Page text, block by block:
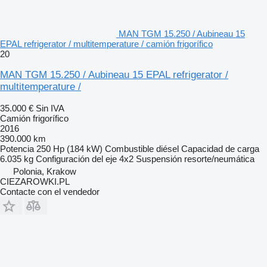
MAN TGM 15.250 / Aubineau 15
EPAL refrigerator / multitemperature / camión frigorífico
20
MAN TGM 15.250 / Aubineau 15 EPAL refrigerator /
multitemperature /
35.000 € Sin IVA
Camión frigorífico
2016
390.000 km
Potencia 250 Hp (184 kW) Combustible diésel Capacidad de carga
6.035 kg Configuración del eje 4x2 Suspensión resorte/neumática
Polonia, Krakow
CIEZAROWKI.PL
Contacte con el vendedor